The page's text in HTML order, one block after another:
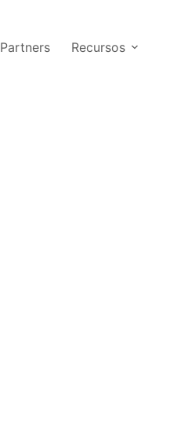
Partners Recursos